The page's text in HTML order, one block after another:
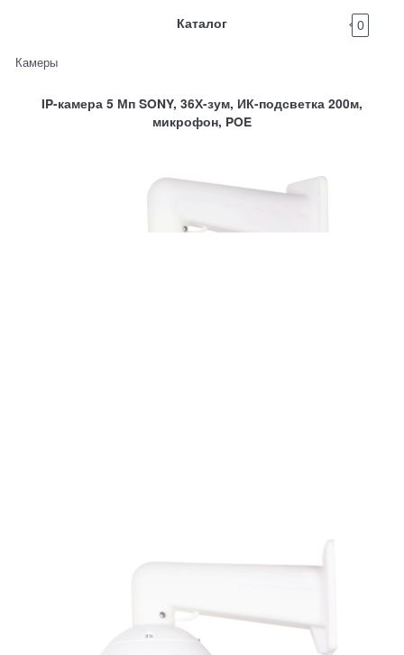
Каталог 0
Камеры
IP-камера 5 Мп SONY, 36Х-зум, ИК-подсветка 200м,
микрофон, POE